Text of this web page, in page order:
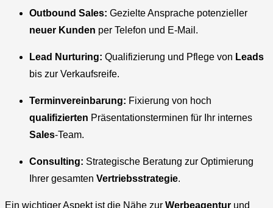
Outbound Sales: Gezielte Ansprache potenzieller
neuer Kunden per Telefon und E-Mail.
Lead Nurturing: Qualifizierung und Pflege von Leads
bis zur Verkaufsreife.
Terminvereinbarung: Fixierung von hoch
qualifizierten Präsentationsterminen für Ihr internes
Sales-Team.
Consulting: Strategische Beratung zur Optimierung
Ihrer gesamten Vertriebsstrategie.
Ein wichtiger Aspekt ist die Nähe zur Werbeagentur und